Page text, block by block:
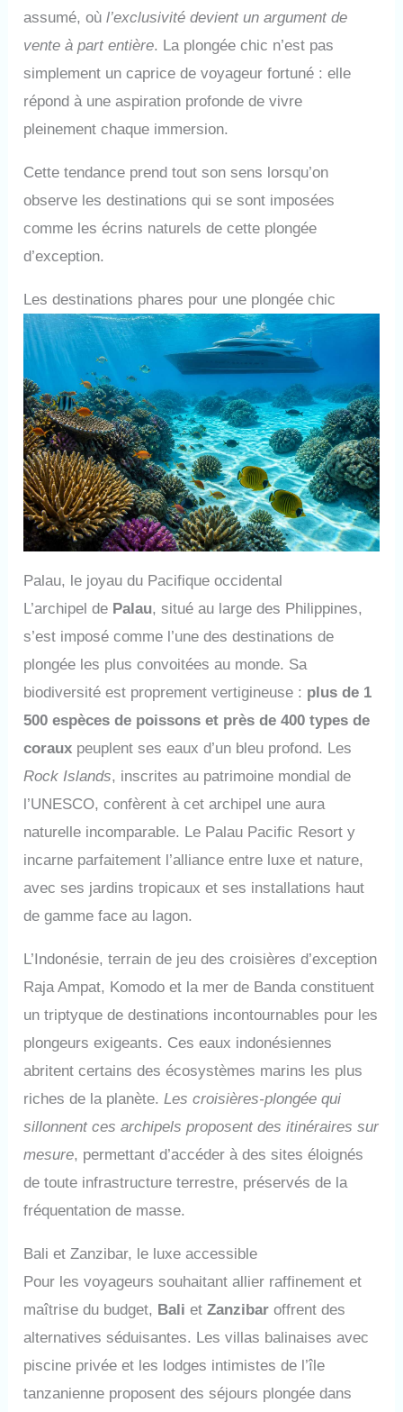
assumé, oùl’exclusivité devient un argument de
vente à part entière. La plongée chic n’est pas
simplement un caprice de voyageur fortuné : elle
répond à une aspiration profonde de vivre
pleinement chaque immersion.
Cette tendance prend tout son sens lorsqu’on
observe les destinations qui se sont imposées
comme les écrins naturels de cette plongée
d’exception.
Les destinations phares pour une plongée chic
Palau, le joyau du Pacifique occidental
L’archipel de Palau, situé au large des Philippines,
s’est imposé comme l’une des destinations de
plongée les plus convoitées au monde. Sa
biodiversité est proprement vertigineuse : plus de 1
500 espèces de poissons et près de 400 types de
coraux peuplent ses eaux d’un bleu profond. Les
Rock Islands, inscrites au patrimoine mondial de
l’UNESCO, confèrent à cet archipel une aura
naturelle incomparable. Le Palau Pacific Resort y
incarne parfaitement l’alliance entre luxe et nature,
avec ses jardins tropicaux et ses installations haut
de gamme face au lagon.
L’Indonésie, terrain de jeu des croisières d’exception
Raja Ampat, Komodo et la mer de Banda constituent
un triptyque de destinations incontournables pour les
plongeurs exigeants. Ces eaux indonésiennes
abritent certains des écosystèmes marins les plus
riches de la planète.Les croisières-plongée qui
sillonnent ces archipels proposent des itinéraires sur
mesure, permettant d’accéder à des sites éloignés
de toute infrastructure terrestre, préservés de la
fréquentation de masse.
Bali et Zanzibar, le luxe accessible
Pour les voyageurs souhaitant allier raffinement et
maîtrise du budget, Bali etZanzibar offrent des
alternatives séduisantes. Les villas balinaises avec
piscine privée et les lodges intimistes de l’île
tanzanienne proposent des séjours plongée dans